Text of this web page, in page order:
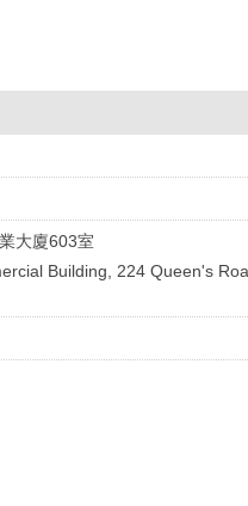
大廈603室
Building, 224 Queen's